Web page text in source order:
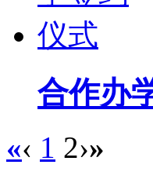
合作办
«‹ 1 2›»